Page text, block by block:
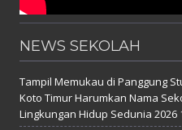
NEWS SEKOLAH
Tampil Memukau di Panggung
Koto Timur Harumkan Nama
Lingkungan Hidup Sedunia 2026